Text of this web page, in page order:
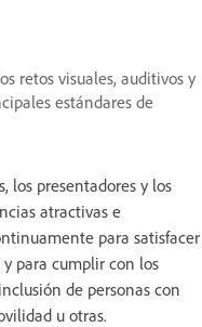
retos visuales, auditivos y
estándares de
los presentadores y los
atractivas e
para satisfacer
para cumplir con los
de personas con
u otras.